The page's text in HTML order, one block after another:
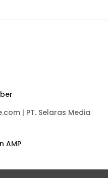
| PT. Selaras Media
AMP